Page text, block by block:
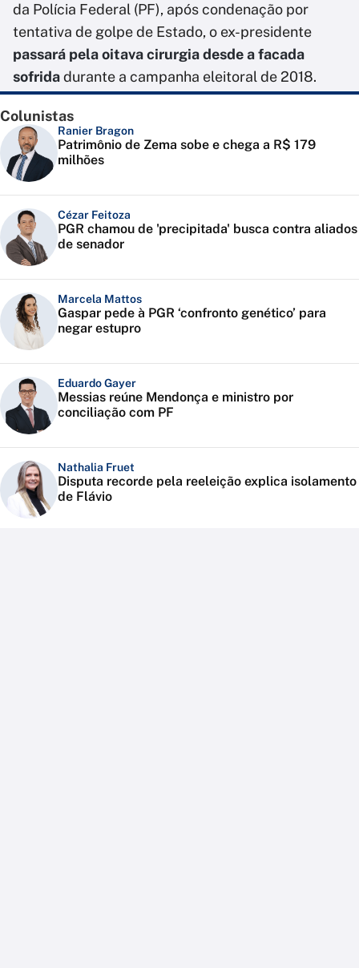
da Polícia Federal (PF), após condenação por
tentativa de golpe de Estado, o ex-presidente
passará pela oitava cirurgiadesde a facada
sofridadurante a campanha eleitoral de 2018.
Colunistas
Ranier Bragon
Patrimônio de Zema sobe e chega a R$ 179
milhões
Cézar Feitoza
PGR chamou de 'precipitada' busca contra aliados
de senador
Marcela Mattos
Gaspar pede à PGR ‘confronto genético’ para
negar estupro
Eduardo Gayer
Messias reúne Mendonça e ministro por
conciliação com PF
Nathalia Fruet
Disputa recorde pela reeleição explica isolamento
de Flávio